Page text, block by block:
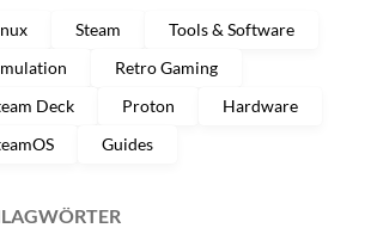
Steam
Tools & Software
Retro Gaming
Deck
Proton
Hardware
Guides